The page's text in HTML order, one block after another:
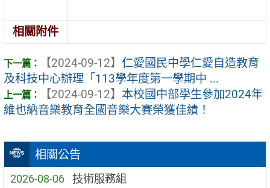
相關公告
2026-08-06 技術服務組
相關附件
【2024-09-12】 仁愛國民中學仁愛自造教育
及科技中心辦理「113學年度第一學期中 ...
【2024-09-12】 本校國中部學生參加2024年
維也納音樂教育全國音樂大賽榮獲佳績！